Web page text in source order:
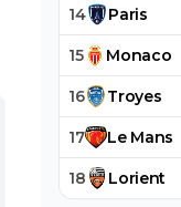
14 Paris
15 Monaco
16 Troyes
17 Le Mans
18 Lorient